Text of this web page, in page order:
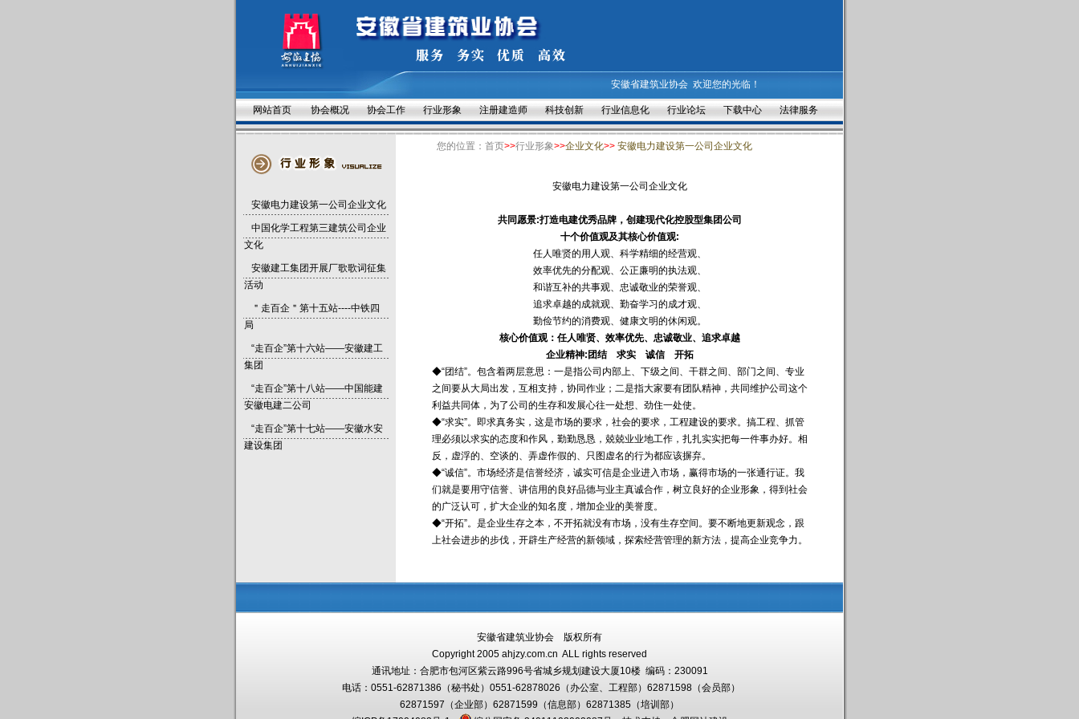
安徽省建筑业协会 欢迎您的光临！
网站首页 协会概况 协会工作 行业形象 注册建造师 科技创新 行业信息化 行业论坛 下载中心 法律服务
安徽电力建设第一公司企业文化
中国化学工程第三建筑公司企业
文化
安徽建工集团开展厂歌歌词征集
活动
＂走百企＂第十五站----中铁四
局
“走百企”第十六站——安徽建工
集团
“走百企”第十八站——中国能建
安徽电建二公司
“走百企”第十七站——安徽水安
建设集团
您的位置： 首页>>行业形象>>企业文化>> 安徽电力建设第一公司企业文化
安徽电力建设第一公司企业文化
共同愿景:打造电建优秀品牌，创建现代化控股型集团公司
十个价值观及其核心价值观:
任人唯贤的用人观、科学精细的经营观、
效率优先的分配观、公正廉明的执法观、
和谐互补的共事观、忠诚敬业的荣誉观、
追求卓越的成就观、勤奋学习的成才观、
勤俭节约的消费观、健康文明的休闲观。
核心价值观：任人唯贤、效率优先、忠诚敬业、追求卓越
企业精神: 团结 求实 诚信 开拓
◆“团结”。包含着两层意思：一是指公司内部上、下级之间、干群之间、部门之间、专业
之间要从大局出发，互相支持，协同作业；二是指大家要有团队精神，共同维护公司这个
利益共同体，为了公司的生存和发展心往一处想、劲住一处使。
◆“求实”。即求真务实，这是市场的要求，社会的要求，工程建设的要求。搞工程、抓管
理必须以求实的态度和作风，勤勤恳恳，兢兢业业地工作，扎扎实实把每一件事办好。相
反，虚浮的、空谈的、弄虚作假的、只图虚名的行为都应该摒弃。
◆“诚信”。市场经济是信誉经济，诚实可信是企业进入市场，赢得市场的一张通行证。我
们就是要用守信誉、讲信用的良好品德与业主真诚合作，树立良好的企业形象，得到社会
的广泛认可，扩大企业的知名度，增加企业的美誉度。
◆“开拓”。是企业生存之本，不开拓就没有市场，没有生存空间。要不断地更新观念，跟
上社会进步的步伐，开辟生产经营的新领域，探索经营管理的新方法，提高企业竞争力。
安徽省建筑业协会 版权所有
Copyright 2005 ahjzy.com.cn ALL rights reserved
通讯地址： 合肥市包河区紫云路996号省城乡规划建设大厦10楼编码：230091
电话：0551-62871386（秘书处）0551-62878026（办公室、工程部） 62871598（会员部）
62871597（企业部）62871599（信息部） 62871385（培训部）